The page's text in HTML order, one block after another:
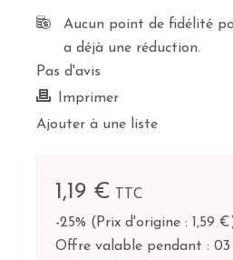
Aucun point de fidélité
a déjà une réduction.
Pas d'avis
Imprimer
Ajouter à une liste
1,19 €
TTC
-25% ( Prix d'origine : 1,59 €
Offre valable pendant : 03